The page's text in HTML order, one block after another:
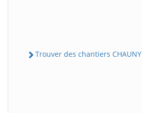
Trouver des chantiers CHAUNY